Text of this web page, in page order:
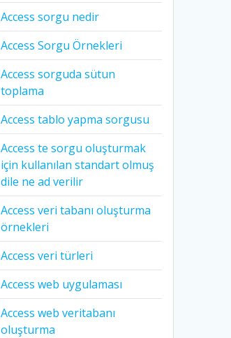
Access sorgu nedir
Access Sorgu Örnekleri
Access sorguda sütun
toplama
Access tablo yapma sorgusu
Access te sorgu oluşturmak
için kullanılan standart olmuş
dile ne ad verilir
Access veri tabanı oluşturma
örnekleri
Access veri türleri
Access web uygulaması
Access web veritabanı
oluşturma